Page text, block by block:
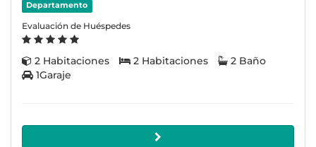
Departamento
Evaluación de Huéspedes
2 Habitaciones 2 Habitaciones
2 Baño
1Garaje